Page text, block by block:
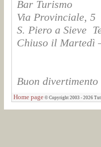
Bar Turismo
Via Provinciale, 5
S. Piero a Sieve
Chiuso il Martedì
Buon
Home page © Copyright 2003 - 2026